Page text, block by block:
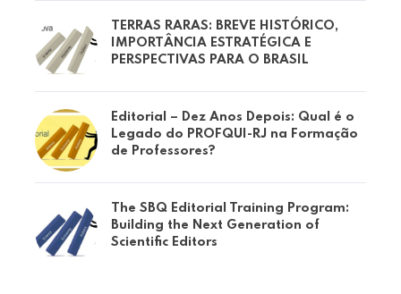
TERRAS RARAS: BREVE HISTÓRICO,
IMPORTÂNCIA ESTRATÉGICA E
PERSPECTIVAS PARA O BRASIL
Editorial – Dez Anos Depois: Qual é o
Legado do PROFQUI-RJ na Formação
de Professores?
The SBQ Editorial Training Program:
Building the Next Generation of
Scientific Editors